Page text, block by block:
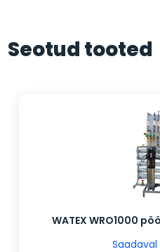
Seotud tooted
WATEX WRO1000